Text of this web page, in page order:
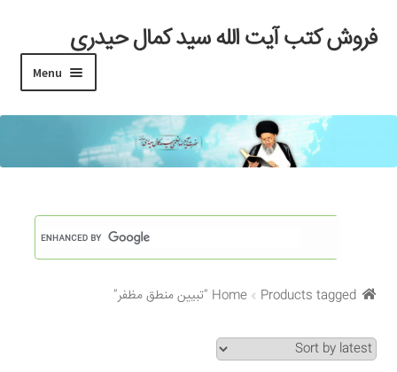
Skip
to
Skip
to
فروش کتب آیت الله سید کمال حیدری
Menu
خانه
#97 (بدون عنوان)
Checkout
My account
Search Results
Home Products tagged “تبیین منطق مظفر”